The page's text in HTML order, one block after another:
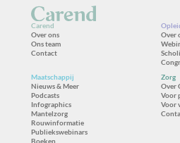
Carend
Over ons
Ons team
Contact
Over
Maatschappij
Nieuws & Meer
Podcasts
Infographics
Mantelzorg
Rouwinformatie
Publiekswebinars
Boeken
Zorg
Over
Voor
Voor